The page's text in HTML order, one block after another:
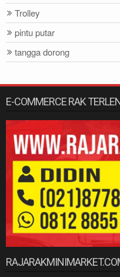
Trolley
pintu putar
tangga dorong
E-COMMERCE RAK